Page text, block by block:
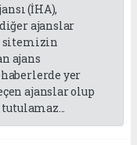
(İHA),
ajanslar
sitemizin
ajans
yer
ajanslar olup